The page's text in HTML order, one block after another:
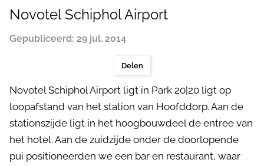
Novotel Schiphol Airport
Gepubliceerd: 29 jul. 2014
Delen
Novotel Schiphol Airport ligt in Park 20|20 ligt op
loopafstand van het station van Hoofddorp. Aan de
stationszijde ligt in het hoogbouwdeel de entree van
het hotel. Aan de zuidzijde onder de doorlopende
pui positioneerden we een bar en restaurant, waar